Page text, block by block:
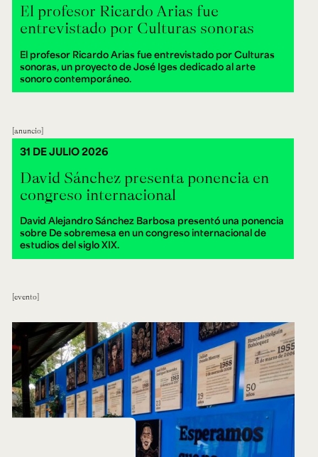
El profesor Ricardo Arias fue
entrevistado por Culturas sonoras
El profesor Ricardo Arias fue entrevistado por Culturas
sonoras, un proyecto de José Iges dedicado al arte
sonoro contemporáneo.
anuncio
David Sánchez presenta ponencia en
congreso internacional
David Alejandro Sánchez Barbosa presentó una ponencia
sobre De sobremesa en un congreso internacional de
estudios del siglo XIX.
31 DE JULIO 2026
evento